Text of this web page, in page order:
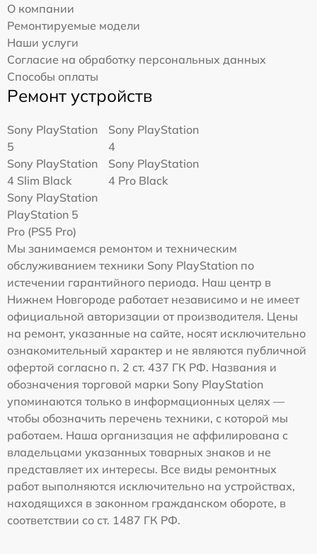
О компании
Ремонтируемые модели
Наши услуги
Согласие на обработку персональных данных
Способы оплаты
Ремонт устройств
Sony PlayStation
5
Sony PlayStation
4
Sony PlayStation
4 Slim Black
Sony PlayStation
4 Pro Black
Sony PlayStation
PlayStation 5
Pro (PS5 Pro)
Мы занимаемся ремонтом и техническим
обслуживанием техники Sony PlayStation по
истечении гарантийного периода. Наш центр в
Нижнем Новгороде работает независимо и не имеет
официальной авторизации от производителя. Цены
на ремонт, указанные на сайте, носят исключительно
ознакомительный характер и не являются публичной
офертой согласно п. 2 ст. 437 ГК РФ. Названия и
обозначения торговой марки Sony PlayStation
упоминаются только в информационных целях —
чтобы обозначить перечень техники, с которой мы
работаем. Наша организация не аффилирована с
владельцами указанных товарных знаков и не
представляет их интересы. Все виды ремонтных
работ выполняются исключительно на устройствах,
находящихся в законном гражданском обороте, в
соответствии со ст. 1487 ГК РФ.